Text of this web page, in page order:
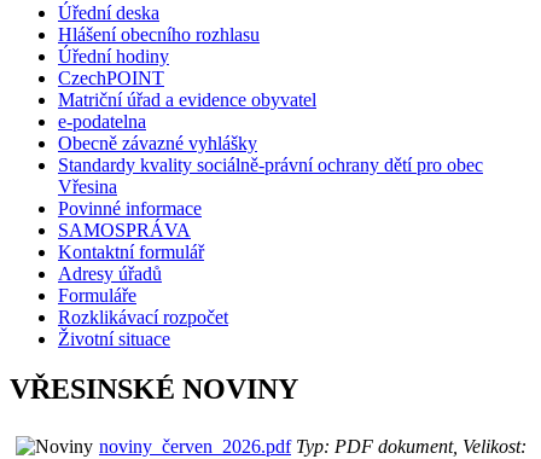
Úřední deska
Hlášení obecního rozhlasu
Úřední hodiny
CzechPOINT
Matriční úřad a evidence obyvatel
e-podatelna
Obecně závazné vyhlášky
Standardy kvality sociálně-právní ochrany dětí pro obec
Vřesina
Povinné informace
SAMOSPRÁVA
Kontaktní formulář
Adresy úřadů
Formuláře
Rozklikávací rozpočet
Životní situace
VŘESINSKÉ NOVINY
noviny_červen_2026.pdfTyp: PDF dokument, Velikost: